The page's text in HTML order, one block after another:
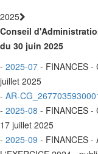
2025
Conseil
du 30 juin 2025
- 2025-07 - FINANCES -
juillet 2025
- AR-
- 2025-08 - FINANCES -
17 juillet 2025
- 2025-09 - FINANCES -